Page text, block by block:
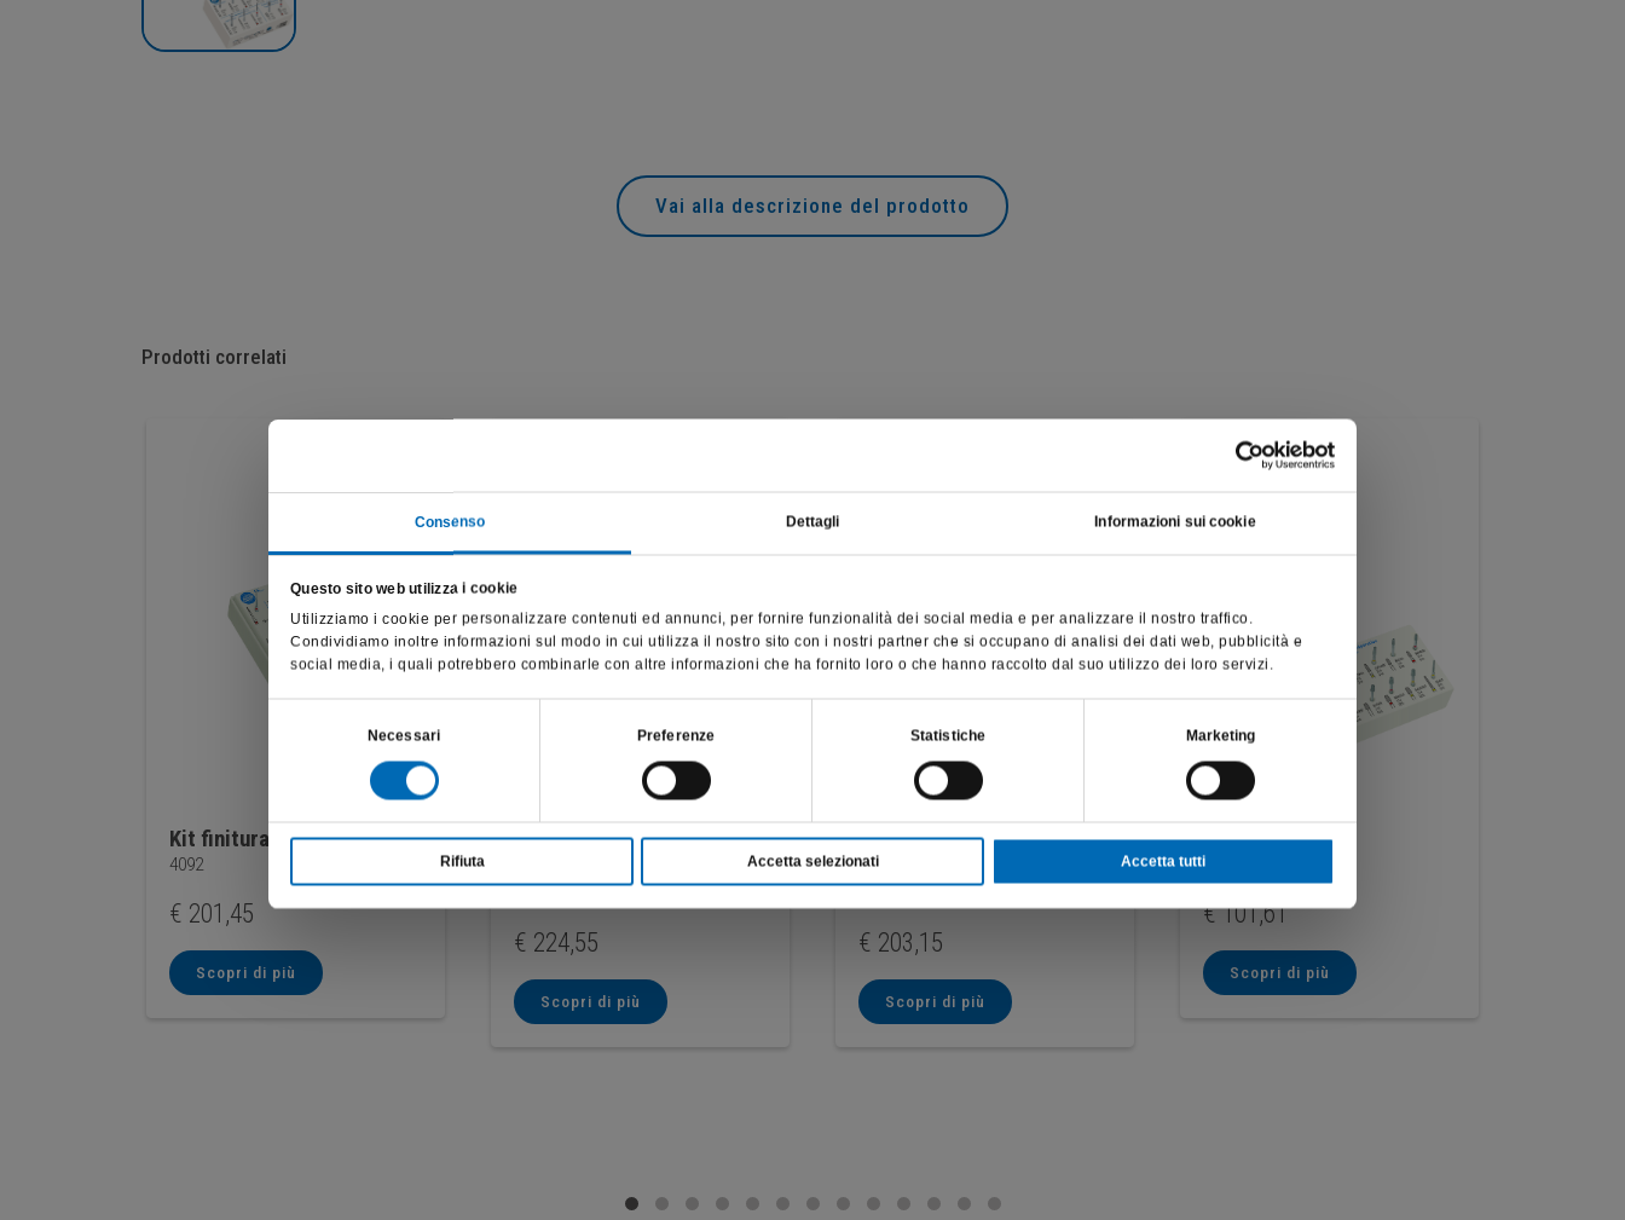
Consenso Dettagli Informazioni sui cookie
Questo sito web utilizza i cookie
Utilizziamo i cookie per personalizzare contenuti ed annunci, per fornire funzionalità dei social media e per analizzare il nostro traffico.
Condividiamo inoltre informazioni sul modo in cui utilizza il nostro sito con i nostri partner che si occupano di analisi dei dati web, pubblicità e
social media, i quali potrebbero combinarle con altre informazioni che ha fornito loro o che hanno raccolto dal suo utilizzo dei loro servizi.
Necessari Preferenze Statistiche Marketing
Rifiuta Accetta selezionati Accetta tutti
Vai alla descrizione del prodotto
Prodotti correlati
Kit finitura di compositi
4092
€ 201,45
Scopri di più
Kit CVS per faccette
4151
€ 224,55
Scopri di più
Kit TPS2 per inlay, ponti e
corone
4180
€ 203,15
Scopri di più
Kit per inlay
4261
€101,61
Scopri di più
e riporta dati, prodotti e beni sensibili per la salute e la sicurezza
del paziente; pertanto, per visitare il sito, dichiaro di essere un
operatore sanitario.
SONO UN OPERATORE SANITARIO